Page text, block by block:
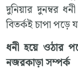
দুনিয়ার দুনম্বর
বিতর্কই চাপা পড়ে
ধনী হয়ে ওঠার
নজরকাড়া সম্পর্ক